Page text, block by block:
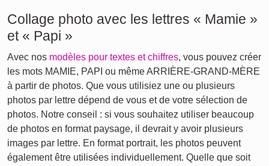
Collage photo avec les lettres « Mamie »
et « Papi »
Avec nos modèles pour textes et chiffres, vous pouvez créer
les mots MAMIE, PAPI ou même ARRIÈRE-GRAND-MÈRE
à partir de photos. Que vous utilisiez une ou plusieurs
photos par lettre dépend de vous et de votre sélection de
photos. Notre conseil : si vous souhaitez utiliser beaucoup
de photos en format paysage, il devrait y avoir plusieurs
images par lettre. En format portrait, les photos peuvent
également être utilisées individuellement. Quelle que soit